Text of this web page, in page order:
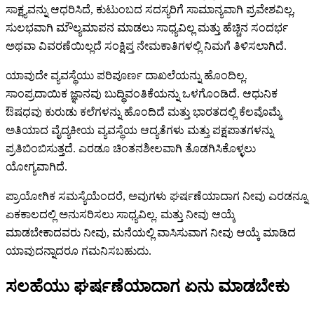
ಸಾಕ್ಷ್ಯವನ್ನು ಆಧರಿಸಿದೆ, ಕುಟುಂಬದ ಸದಸ್ಯರಿಗೆ ಸಾಮಾನ್ಯವಾಗಿ ಪ್ರವೇಶವಿಲ್ಲ,
ಸುಲಭವಾಗಿ ಮೌಲ್ಯಮಾಪನ ಮಾಡಲು ಸಾಧ್ಯವಿಲ್ಲ ಮತ್ತು ಹೆಚ್ಚಿನ ಸಂದರ್ಭ
ಅಥವಾ ವಿವರಣೆಯಿಲ್ಲದೆ ಸಂಕ್ಷಿಪ್ತ ನೇಮಕಾತಿಗಳಲ್ಲಿ ನಿಮಗೆ ತಿಳಿಸಲಾಗಿದೆ.
ಯಾವುದೇ ವ್ಯವಸ್ಥೆಯು ಪರಿಪೂರ್ಣ ದಾಖಲೆಯನ್ನು ಹೊಂದಿಲ್ಲ.
ಸಾಂಪ್ರದಾಯಿಕ ಜ್ಞಾನವು ಬುದ್ಧಿವಂತಿಕೆಯನ್ನು ಒಳಗೊಂಡಿದೆ. ಆಧುನಿಕ
ಔಷಧವು ಕುರುಡು ಕಲೆಗಳನ್ನು ಹೊಂದಿದೆ ಮತ್ತು ಭಾರತದಲ್ಲಿ ಕೆಲವೊಮ್ಮೆ
ಅತಿಯಾದ ವೈದ್ಯಕೀಯ ವ್ಯವಸ್ಥೆಯ ಆದ್ಯತೆಗಳು ಮತ್ತು ಪಕ್ಷಪಾತಗಳನ್ನು
ಪ್ರತಿಬಿಂಬಿಸುತ್ತದೆ. ಎರಡೂ ಚಿಂತನಶೀಲವಾಗಿ ತೊಡಗಿಸಿಕೊಳ್ಳಲು
ಯೋಗ್ಯವಾಗಿದೆ.
ಪ್ರಾಯೋಗಿಕ ಸಮಸ್ಯೆಯೆಂದರೆ, ಅವುಗಳು ಘರ್ಷಣೆಯಾದಾಗ ನೀವು ಎರಡನ್ನೂ
ಏಕಕಾಲದಲ್ಲಿ ಅನುಸರಿಸಲು ಸಾಧ್ಯವಿಲ್ಲ. ಮತ್ತು ನೀವು ಆಯ್ಕೆ
ಮಾಡಬೇಕಾದವರು ನೀವು, ಮನೆಯಲ್ಲಿ ವಾಸಿಸುವಾಗ ನೀವು ಆಯ್ಕೆ ಮಾಡಿದ
ಯಾವುದನ್ನಾದರೂ ಗಮನಿಸಬಹುದು.
ಸಲಹೆಯು ಘರ್ಷಣೆಯಾದಾಗ ಏನು ಮಾಡಬೇಕು